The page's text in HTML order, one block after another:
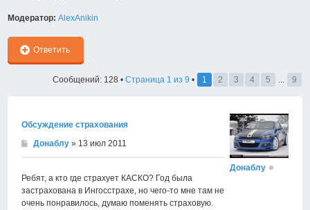
Модератор: AlexAnikin
Ответить
Сообщений: 128 • Страница 1 из 9 • 1 2 3 4 5 ... 9
Обсуждение страхования
Донаблу » 13 июл 2011
Ребят, а кто где страхует КАСКО? Год была
застрахована в Ингосстрахе, но чего-то мне там не
очень понравилось, думаю поменять страховую.
Донаблу